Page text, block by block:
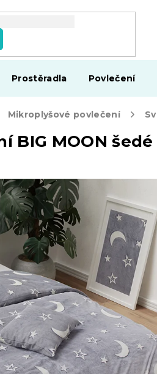
Prostěradla Povlečení
Mikroplyšové povlečení
BIG MOON šedé